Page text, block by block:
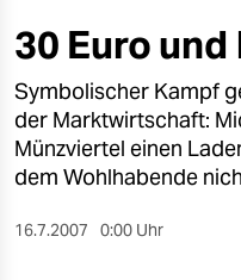
öko
gesellschaft
kultur
sport
berlin
30 Euro
Symbolischer Kampf
der Marktwirtschaft:
Münzviertel einen
dem Wohlhabende
16.7.2007 0:00 Uhr